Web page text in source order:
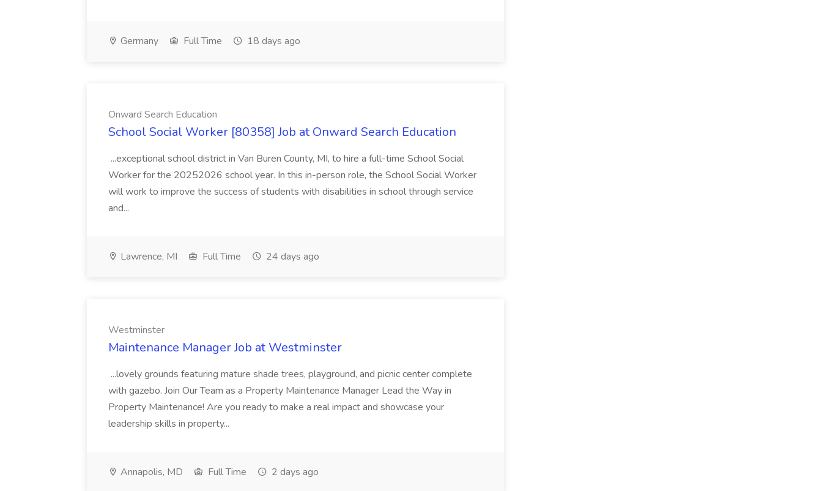
Germany Full Time 18 days ago
Onward Search Education
School Social Worker [80358] Job at Onward Search Education
...exceptional school district in Van Buren County, MI, to hire a full-time School Social
Worker for the 20252026 school year. In this in-person role, the School Social Worker
will work to improve the success of students with disabilities in school through service
and...
Lawrence, MI Full Time 24 days ago
Westminster
Maintenance Manager Job at Westminster
...lovely grounds featuring mature shade trees, playground, and picnic center complete
with gazebo. Join Our Team as a Property Maintenance Manager Lead the Way in
Property Maintenance! Are you ready to make a real impact and showcase your
leadership skills in property...
Annapolis, MD Full Time 2 days ago